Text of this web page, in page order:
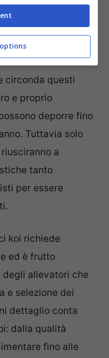
speso
un esemplare
circonda questi
e proprio
deporre fino
Tuttavia solo
a
tanto
per essere
koi richiede
ed è frutto
degli allevatori che
e selezione dei
dettaglio conta
dalla qualità
fino alle